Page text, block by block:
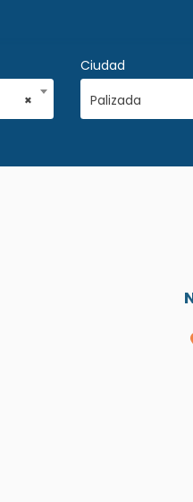
×
Ciudad
Palizada